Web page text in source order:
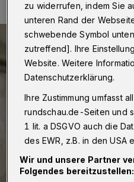
zu widerrufen, indem Sie
unteren Rand der
schwebende Symbol
zutreffend]. Ihre
Website. Weitere
Datenschutzerklärung.
Ihre Zustimmung umfasst
rundschau.de-Seiten und
1 lit. a DSGVO auch die
des EWR, z.B. in den USA
Wir und unsere Partner
Folgendes bereitzustellen: